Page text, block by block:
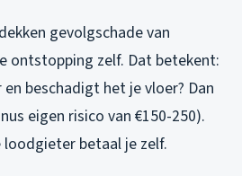
gevolgschade van
ontstopping zelf. Dat betekent:
beschadigt het je vloer? Dan
eigen risico van €150-250).
loodgieter betaal je zelf.